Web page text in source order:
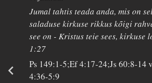
Jumal tahtis teada anda, mis on
saladuse kirkuse rikkus kõigi
see on - Kristus teie sees, kirkuse
1:27
Ps 149:1-5;Ef 4:17-24;Js 60:8-14
4:36-5:9